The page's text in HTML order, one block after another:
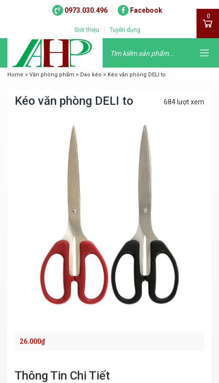
0973.030.496 Facebook
Giới thiệu Tuyển dụng
0
Home > Văn phòng phẩm > Dao kéo > Kéo văn phòng DELI to
Kéo văn phòng DELI to 684 lượt xem
26.000₫
Thông Tin Chi Tiết